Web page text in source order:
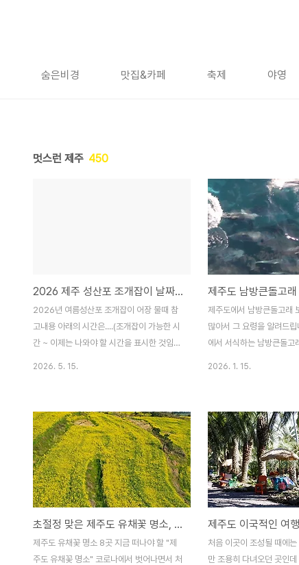
숨은비경 맛집&카페 축제 야영
멋스런 제주 450
2026 제주 성산포 조개잡이 날짜와 시간
2026년 여름성산포 조개잡이 어장 물때 참
고내용 아래의 시간은....(조개잡이 가능한 시
간 ~ 이제는 나와야 할 시간을 표시한 것임)
하다 느낄수 있습니다.5월16일(토)7물
12:00~17:005월17일(일)8물
13:30~19:005월18일(월)9물
15:30~19:305월19일(화)10물
16:00~20:005월20일(수)11물
18:00~20:005월28일(목)4물
12:00~15:005월29일(금)5물
12:30~16:005월30일(토)6물
13:00~16:305월31일(일)7물
2026. 5. 15.
제주도에서 남방큰돌고래
많아서 그 요령을 알려드
에서 서식하는 남방큰돌고
로 인정받았습니다. 남방
역에 정주하는 특성이 있
라미드의 최상위 해양생물
상태와 개체수는 연안생태
판단할 수 있는 중요한 척
니다. 우리나라에는 제주
주하며 사는 제주남방큰돌
있습니다. 남방큰돌고래
로 12개월 임신 기간 동안
2026. 1. 15.
초절정 맞은 제주도 유채꽃 명소, 엄선 8곳
제주도 유채꽃 명소 8곳 지금 떠나야 할 "제
주도 유채꽃 명소" 코로나에서 벗어나면서 처
처음 이곳이 조성될 때에
만 조용히 다녀오던 곳인